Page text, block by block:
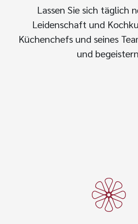
Lassen Sie sich täglich
Leidenschaft und
Küchenchefs und seines
und